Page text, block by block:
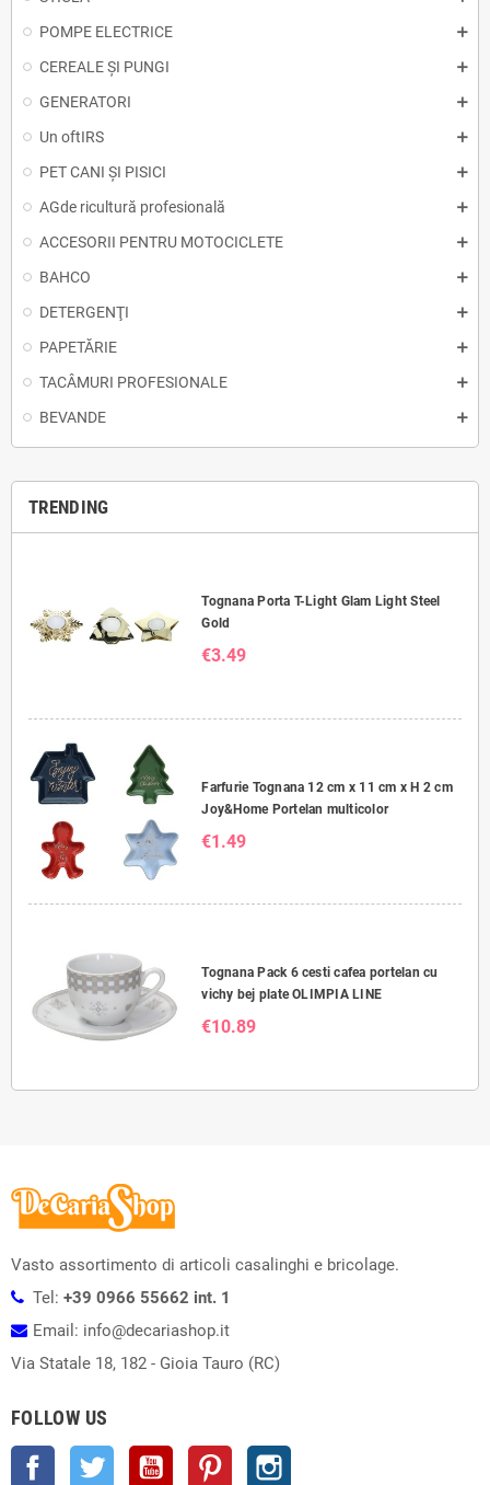
POMPE ELECTRICE
CEREALE ȘI PUNGI
GENERATORI
Un oftIRS
PET CANI ȘI PISICI
AGde ricultură profesională
ACCESORII PENTRU MOTOCICLETE
BAHCO
DETERGENŢI
PAPETĂRIE
TACÂMURI PROFESIONALE
BEVANDE
TRENDING
Tognana Porta T-Light Glam Light Steel
Gold
€3.49
Farfurie Tognana 12 cm x 11 cm x H 2 cm
Joy&Home Portelan multicolor
€1.49
Tognana Pack 6 cesti cafea portelan cu
vichy bej plate OLIMPIA LINE
€10.89
Vasto assortimento di articoli casalinghi e bricolage.
Tel: +39 0966 55662 int. 1
Email: info@decariashop.it
Via Statale 18, 182 - Gioia Tauro (RC)
FOLLOW US
Facebook Twitter YouTube Pinterest